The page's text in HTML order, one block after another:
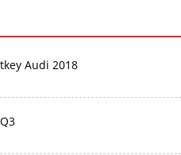
Audi 2018